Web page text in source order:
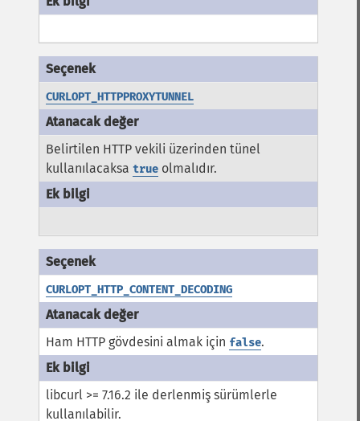
CURLOPT_HTTPPROXYTUNNEL
Belirtilen HTTP vekili üzerinden tünel
kullanılacaksa true olmalıdır.
CURLOPT_HTTP_CONTENT_DECODING
Ham HTTP gövdesini almak için false.
libcurl >= 7.16.2 ile derlenmiş sürümlerle
kullanılabilir.